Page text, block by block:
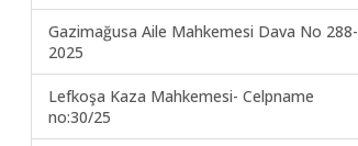
Gazimağusa Aile Mahkemesi Dava No 288-
2025
Lefkoşa Kaza Mahkemesi- Celpname
no:30/25